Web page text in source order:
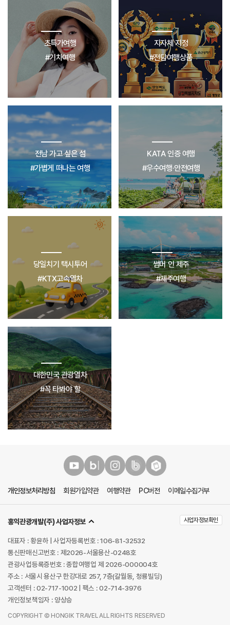
초특가여행
#기차여행
지자체 지정
#전담여행상품
전남 가고 싶은 섬
#가볍게 떠나는 여행
KATA 인증 여행
#우수여행·안전여행
당일치기 택시투어
#KTX고속열차
썸머 인 제주
#제주여행
대한민국 관광열차
#꼭 타봐야 할
개인정보처리방침 회원가입약관 여행약관 PC버전 이메일수집거부
사업자정보확인
홍익관광개발(주) 사업자정보
대표자 : 황윤하 | 사업자등록번호 : 106-81-32532
통신판매신고번호 : 제2026-서울용산-0248호
관광사업등록증번호 : 종합여행업 제 2026-000004호
주소 : 서울시 용산구 한강대로 257, 7층(갈월동, 청룡빌딩)
고객센터 : 02-717-1002 | 팩스 : 02-714-3976
개인정보책임자 : 양상승
COPYRIGHT Ⓒ HONGIK TRAVEL ALL RIGHTS RESERVED